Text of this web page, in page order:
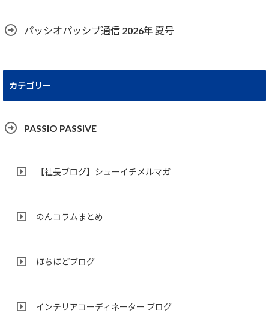
パッシオパッシブ通信 2026年 夏号
カテゴリー
PASSIO PASSIVE
【社長ブログ】シューイチメルマガ
のんコラムまとめ
ほちほどブログ
インテリアコーディネーター ブログ